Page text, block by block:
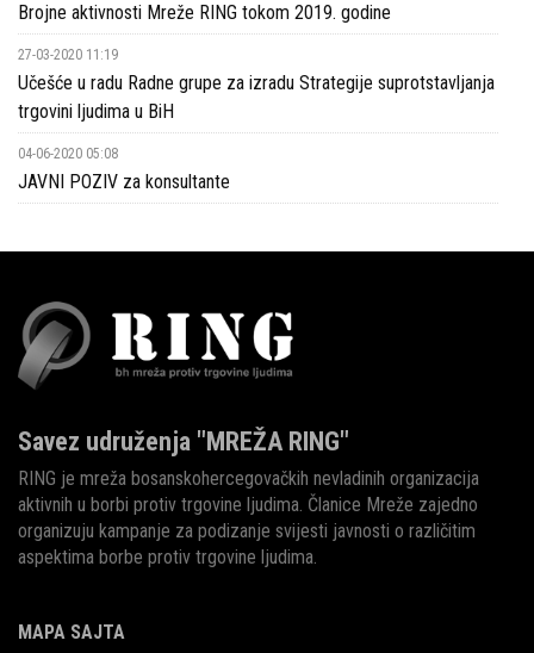
Brojne aktivnosti Mreže RING tokom 2019. godine
27-03-2020 11:19
Učešće u radu Radne grupe za izradu Strategije suprotstavljanja
trgovini ljudima u BiH
04-06-2020 05:08
JAVNI POZIV za konsultante
Savez udruženja "MREŽA RING"
RING je mreža bosanskohercegovačkih nevladinih organizacija
aktivnih u borbi protiv trgovine ljudima. Članice Mreže zajedno
organizuju kampanje za podizanje svijesti javnosti o različitim
aspektima borbe protiv trgovine ljudima.
MAPA SAJTA